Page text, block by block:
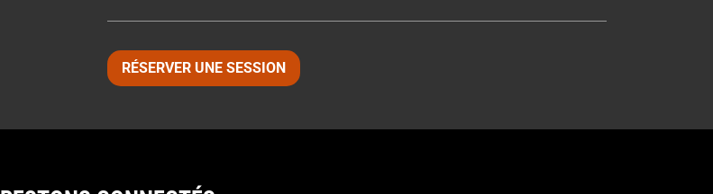
RÉSERVER UNE SESSION